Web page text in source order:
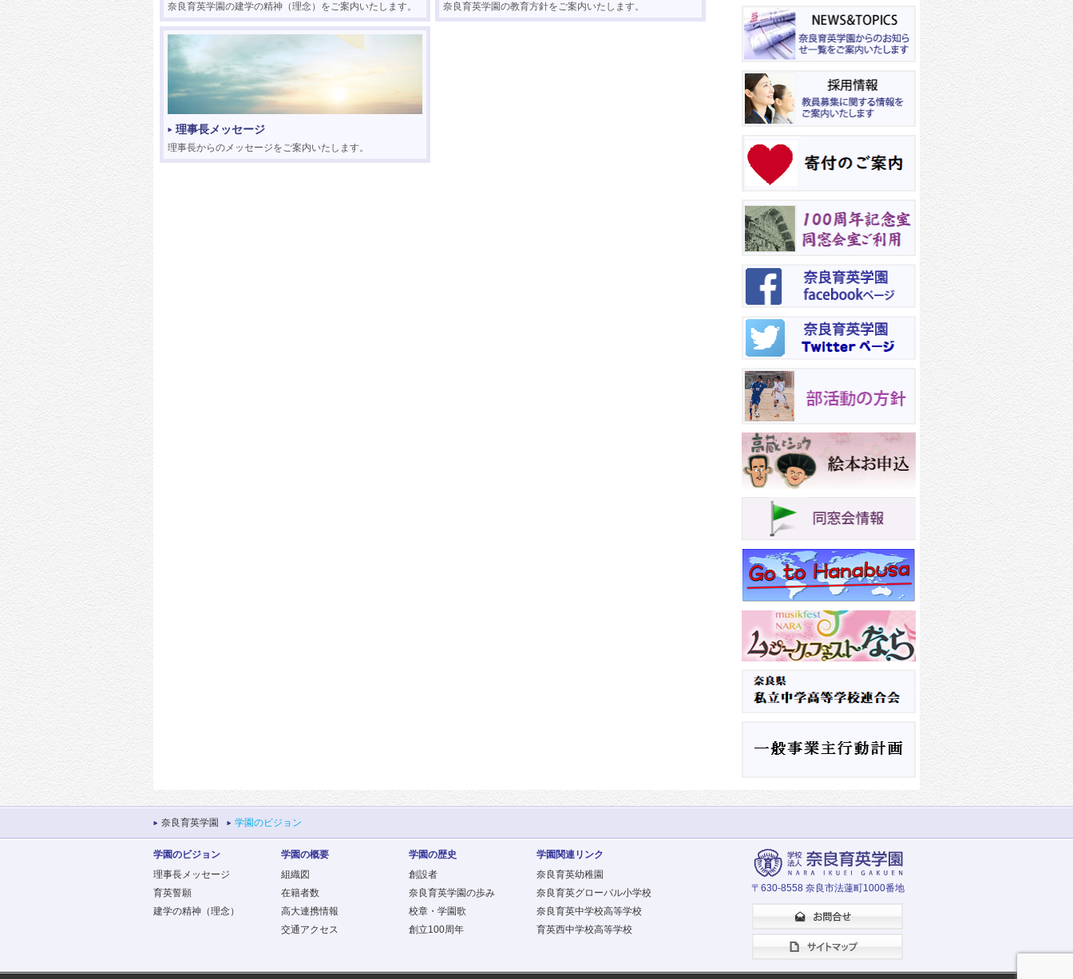
奈良育英学園の建学の精神（理念）をご案内いたします。 奈良育英学園の教育方針をご案内いたします。
理事長メッセージ
理事長からのメッセージをご案内いたします。
奈良育英学園 学園のビジョン
学園のビジョン
理事長メッセージ
育英誓願
建学の精神（理念）
学園の概要
組織図
在籍者数
高大連携情報
交通アクセス
学園の歴史
創設者
奈良育英学園の歩み
校章・学園歌
創立100周年
学園関連リンク
奈良育英幼稚園
奈良育英グローバル小学校
奈良育英中学校高等学校
育英西中学校高等学校
〒630-8558 奈良市法蓮町1000番地